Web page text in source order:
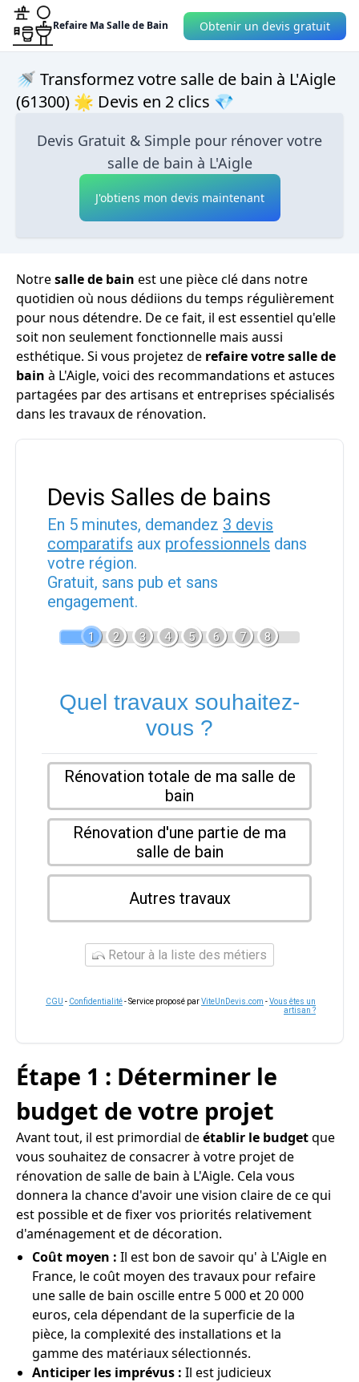
Refaire Ma Salle de Bain Obtenir un devis gratuit
🚿 Transformez votre salle de bain à L'Aigle
(61300) 🌟 Devis en 2 clics 💎
Devis Gratuit & Simple pour rénover votre
salle de bain à L'Aigle
J'obtiens mon devis maintenant
Notresalle de bain est une pièce clé dans notre
quotidien où nous dédiions du temps régulièrement
pour nous détendre. De ce fait, il est essentiel qu'elle
soit non seulement fonctionnelle mais aussi
esthétique. Si vous projetez de refaire votre salle de
bain à L'Aigle, voici des recommandations et astuces
partagées par des artisans et entreprises spécialisés
dans les travaux de rénovation.
Devis Salles de bains
En 5 minutes, demandez 3 devis
comparatifs aux professionnels dans
votre région.
Gratuit, sans pub et sans
engagement.
1 2 3 4 5 6 7 8
Quel travaux souhaitez-
vous ?
Rénovation totale de ma salle de
bain
Rénovation d'une partie de ma
salle de bain
Autres travaux
Retour à la liste des métiers
CGU - Confidentialité- Service proposé parViteUnDevis.com -Vous êtes un
artisan ?
Étape 1 : Déterminer le
budget de votre projet
Avant tout, il est primordial deétablir le budgetque
vous souhaitez de consacrer à votre projet de
rénovation de salle de bain à L'Aigle. Cela vous
donnera la chance d'avoir une vision claire de ce qui
est possible et de fixer vos priorités relativement
d'aménagement et de décoration.
Coût moyen : Il est bon de savoir qu' à L'Aigle en
France, le coût moyen des travaux pour refaire
une salle de bain oscille entre 5 000 et 20 000
euros, cela dépendant de la superficie de la
pièce, la complexité des installations et la
gamme des matériaux sélectionnés.
Anticiper les imprévus : Il est judicieux